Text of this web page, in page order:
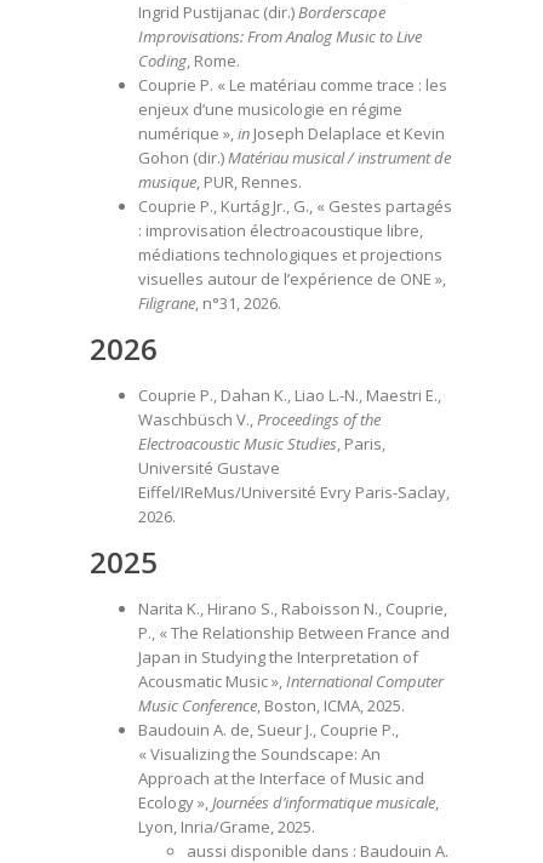
Ingrid Pustijanac (dir.)Borderscape
Improvisations: From Analog Music to Live
Coding, Rome.
Couprie P. « Le matériau comme trace : les
enjeux d’une musicologie en régime
numérique »,in Joseph Delaplace et Kevin
Gohon (dir.)Matériau musical / instrument de
musique, PUR, Rennes.
Couprie P., Kurtág Jr., G., « Gestes partagés
: improvisation électroacoustique libre,
médiations technologiques et projections
visuelles autour de l’expérience de ONE »,
Filigrane, n°31, 2026.
2026
Couprie P., Dahan K., Liao L.-N., Maestri E.,
Waschbüsch V.,Proceedings of the
Electroacoustic Music Studies, Paris,
Université Gustave
Eiffel/IReMus/Université Evry Paris-Saclay,
2026.
2025
Narita K., Hirano S., Raboisson N., Couprie,
P., « The Relationship Between France and
Japan in Studying the Interpretation of
Acousmatic Music »,International Computer
Music Conference, Boston, ICMA, 2025.
Baudouin A. de, Sueur J., Couprie P.,
« Visualizing the Soundscape: An
Approach at the Interface of Music and
Ecology »,Journées d’informatique musicale,
Lyon, Inria/Grame, 2025.
aussi disponible dans : Baudouin A.